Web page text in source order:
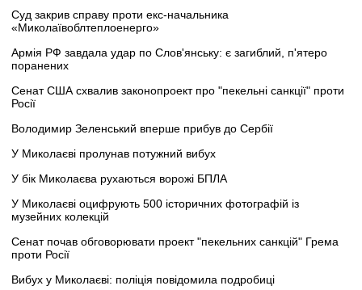
Суд закрив справу проти екс-начальника
«Миколаївоблтеплоенерго»
Армія РФ завдала удар по Слов'янську: є загиблий, п'ятеро
поранених
Сенат США схвалив законопроект про "пекельні санкції" проти
Росії
Володимир Зеленський вперше прибув до Сербії
У Миколаєві пролунав потужний вибух
У бік Миколаєва рухаються ворожі БПЛА
У Миколаєві оцифрують 500 історичних фотографій із
музейних колекцій
Сенат почав обговорювати проект "пекельних санкцій" Грема
проти Росії
Вибух у Миколаєві: поліція повідомила подробиці